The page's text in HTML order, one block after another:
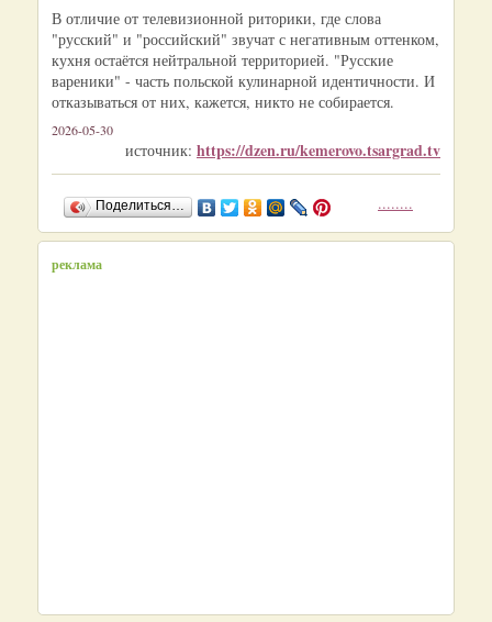
В отличие от телевизионной риторики, где слова
"русский" и "российский" звучат с негативным оттенком,
кухня остаётся нейтральной территорией. "Русские
вареники" - часть польской кулинарной идентичности. И
отказываться от них, кажется, никто не собирается.
2026-05-30
источник: https://dzen.ru/kemerovo.tsargrad.tv
Поделиться… ........
реклама